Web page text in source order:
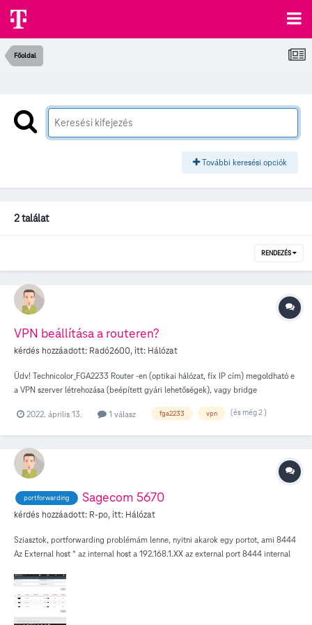
Főoldal
További keresési opciók
2 találat
RENDEZÉS
VPN beállítása a routeren?
kérdés hozzáadott: Radó2600, itt: Hálózat
Üdv! Technicolor_FGA2233 Router -en (optikai hálózat, fíx IP cím) megoldható e
a VPN szerver létrehozása (beépített gyári lehetőségek), vagy bridge
Valakinek már sikerült?
2022. április 13. 1 válasz fga2233 vpn (és még 2 )
portforwarding Sagecom 5670
kérdés hozzáadott: R-po, itt: Hálózat
Sziasztok, portforwarding problémám lenne, nyitni akarok egy portot, ami 8444
Az External host * az internal host a 192.168.1.XX az external port 8444 internal